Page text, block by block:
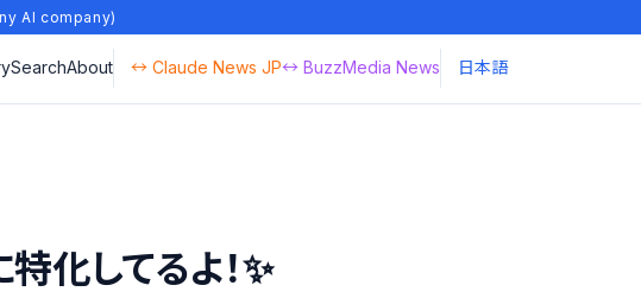
AI company)
SearchAbout ↔ Claude News JP↔ BuzzMedia News 日本語
化してるよ！✨